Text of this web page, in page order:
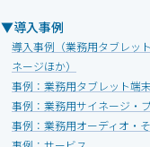
▼導入事例
導入事例（業務用タブレッ
ネージほか）
事例：業務用タブレット端末
事例：業務用サイネージ・
事例：業務用オーディオ・